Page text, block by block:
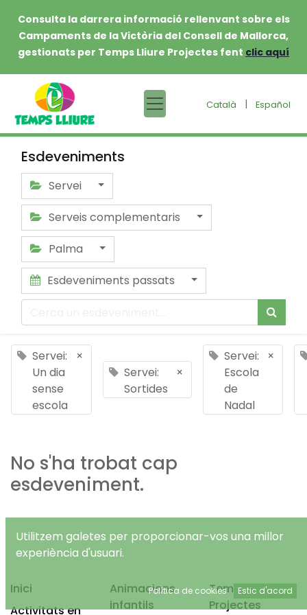
Consulta la darrera informació rellenvant sobre els
Campaments de la Victòria del Consell de Mallorca,
gestionats per Temps Lliure Projectes fent clic aquí
Català | Español
Esdeveniments
Servei
Serveis complementaris
Palma
Esdeveniments passats
Servei:
Un dia
sense
escola
×
Servei:
Sortides
×
Servei:
Escola
de
Nadal
×
No s'ha trobat cap
esdeveniment.
Inici
Activitats en
Animacions
infantils
Temps Lliure
Projectes
Utilitzem galetes per proporcionar-vos una millor
experiència d'usuari.
Política de cookies Estic d'acord